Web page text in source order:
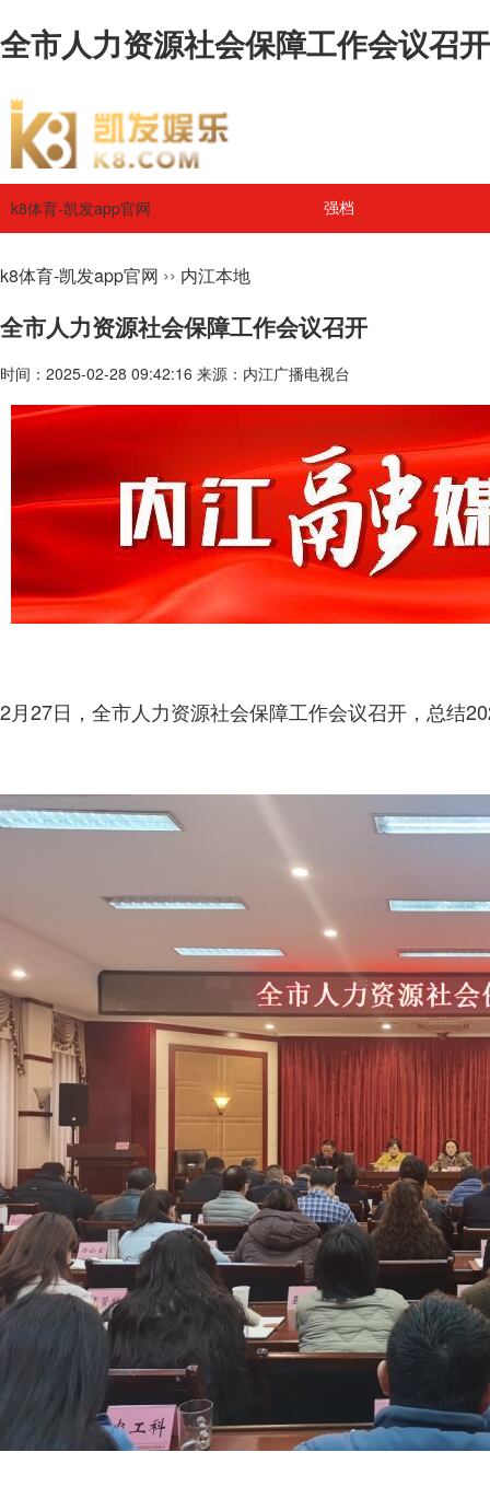
全市人力资源社会保障工作会议召
k8体育-凯发app官网 强档
k8体育-凯发app官网 ›› 内江本地
全市人力资源社会保障工作会议召开
时间：2025-02-28 09:42:16 来源：内江广播电视台
2月27日，全市人力资源社会保障工作会议召开，总结